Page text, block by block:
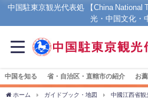
中国駐東京観光代表処 【China National
光・中国文化・
中国を知る 省・自治区・直轄市の紹介 お
ホーム ガイドブック・地図 中國江西省観